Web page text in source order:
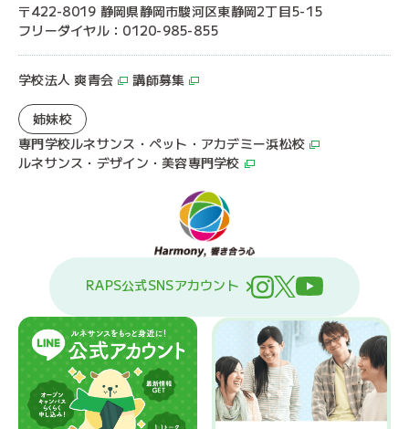
〒422-8019 静岡県静岡市駿河区東静岡2丁目5-15
フリーダイヤル：0120-985-855
学校法人 爽青会 講師募集
姉妹校
専門学校ルネサンス・ペット・アカデミー浜松校
ルネサンス・デザイン・美容専門学校
RAPS公式SNSアカウント